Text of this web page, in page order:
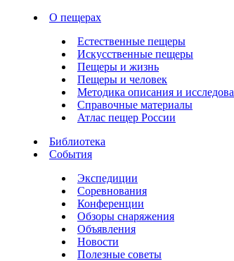
О пещерах
Естественные пещеры
Искусственные пещеры
Пещеры и жизнь
Пещеры и человек
Методика описания и
Справочные материалы
Атлас пещер России
Библиотека
События
Экспедиции
Соревнования
Конференции
Обзоры снаряжения
Объявления
Новости
Полезные советы